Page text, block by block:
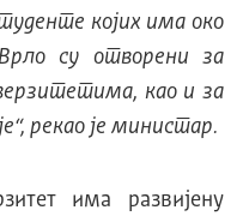
којих има око
су отворени за
као и за
рекао је министар.
има развијену